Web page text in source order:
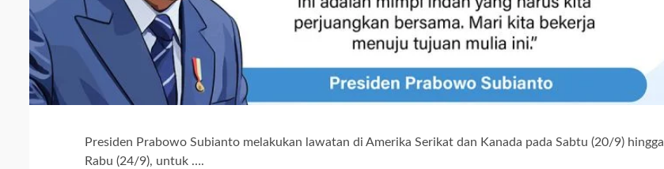
Presiden Prabowo Subianto melakukan lawatan di Amerika Serikat dan Kanada pada Sabtu (20/9) hingga
Rabu (24/9), untuk ….